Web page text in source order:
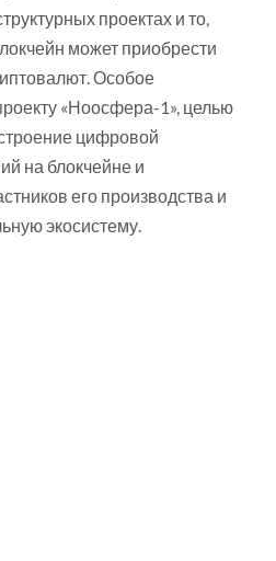
проектах и то,
может приобрести
Особое
«Ноосфера-1», целью
цифровой
на блокчейне и
его производства и
экосистему.